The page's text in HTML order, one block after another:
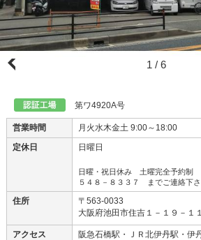
1 / 6
第ワ4920A号
営業時間
月火水木金土 9:00～18:00
定休日
日曜日
日曜・祝日休み 土曜完全予約制
５４８－８３３７ までご連絡下
住所
〒563-0033
大阪府池田市住吉１－１９－１１
アクセス
阪急石橋駅・ＪＲ北伊丹駅・伊